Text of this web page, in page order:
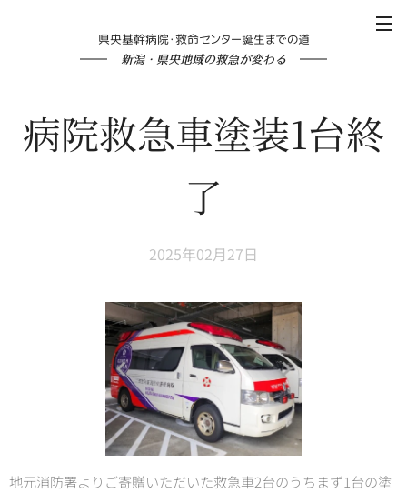
県央基幹病院・救命センター誕生までの道
新潟・県央地域の救急が変わる
病院救急車塗装1台終
了
2025年02月27日
地元消防署よりご寄贈いただいた救急車2台のうちまず1台の塗